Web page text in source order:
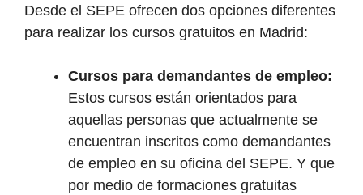
Desde el SEPE ofrecen dos opciones diferentes
para realizar los cursos gratuitos en Madrid:
Cursos para demandantes de empleo:
Estos cursos están orientados para
aquellas personas que actualmente se
encuentran inscritos como demandantes
de empleo en su oficina del SEPE. Y que
por medio de formaciones gratuitas